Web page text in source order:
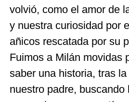
volvió, como el amor de
y nuestra curiosidad por
añicos rescatada por su
Fuimos a Milán movidas
saber una historia, tras
nuestro padre, buscando